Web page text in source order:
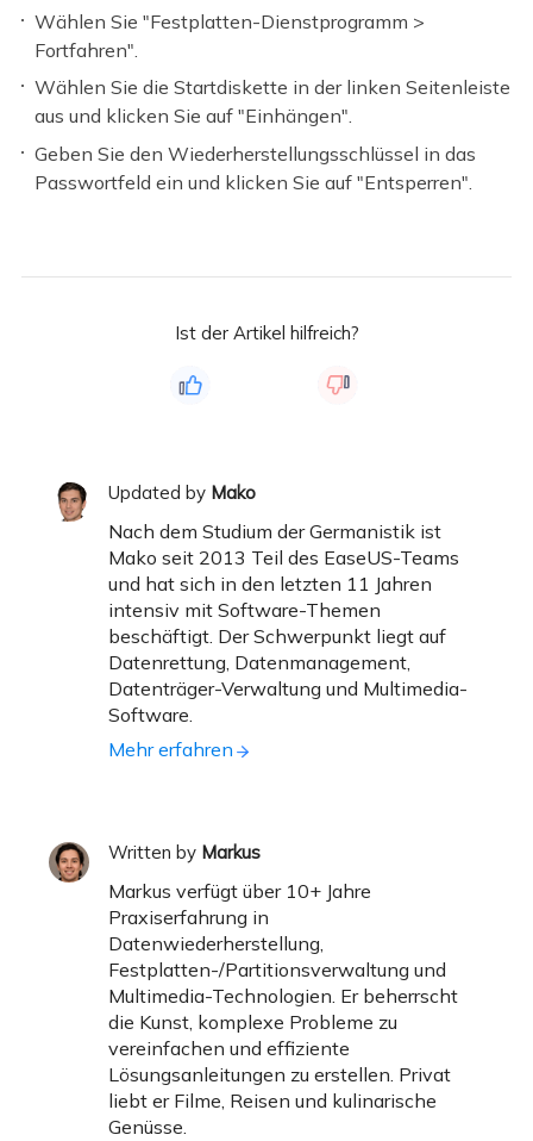
Wählen Sie "Festplatten-Dienstprogramm >
Fortfahren".
Wählen Sie die Startdiskette in der linken Seitenleiste
aus und klicken Sie auf "Einhängen".
Geben Sie den Wiederherstellungsschlüssel in das
Passwortfeld ein und klicken Sie auf "Entsperren".
Ist der Artikel hilfreich?
Updated by Mako
Nach dem Studium der Germanistik ist
Mako seit 2013 Teil des EaseUS-Teams
und hat sich in den letzten 11 Jahren
intensiv mit Software-Themen
beschäftigt. Der Schwerpunkt liegt auf
Datenrettung, Datenmanagement,
Datenträger-Verwaltung und Multimedia-
Software.
Mehr erfahren
Written by Markus
Markus verfügt über 10+ Jahre
Praxiserfahrung in
Datenwiederherstellung,
Festplatten-/Partitionsverwaltung und
Multimedia-Technologien. Er beherrscht
die Kunst, komplexe Probleme zu
vereinfachen und effiziente
Lösungsanleitungen zu erstellen. Privat
liebt er Filme, Reisen und kulinarische
Genüsse.